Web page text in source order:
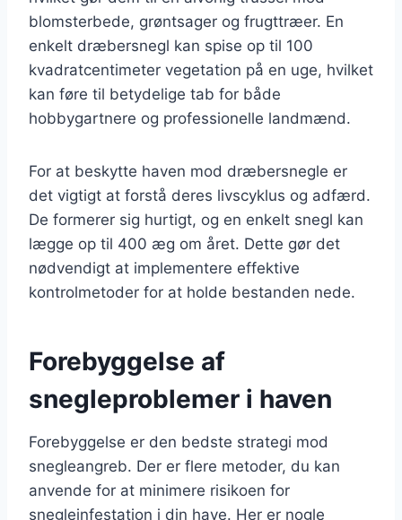
blomsterbede, grøntsager og frugttræer. En
enkelt dræbersnegl kan spise op til 100
kvadratcentimeter vegetation på en uge, hvilket
kan føre til betydelige tab for både
hobbygartnere og professionelle landmænd.
For at beskytte haven mod dræbersnegle er
det vigtigt at forstå deres livscyklus og adfærd.
De formerer sig hurtigt, og en enkelt snegl kan
lægge op til 400 æg om året. Dette gør det
nødvendigt at implementere effektive
kontrolmetoder for at holde bestanden nede.
Forebyggelse af
snegleproblemer i haven
Forebyggelse er den bedste strategi mod
snegleangreb. Der er flere metoder, du kan
anvende for at minimere risikoen for
snegleinfestation i din have. Her er nogle